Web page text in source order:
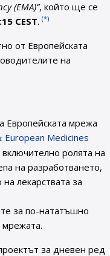
(EMA)”, който ще се
CEST. (*)
от Европейската
на
Европейската мрежа
European Medicines
включително ролята на
на разработването,
лекарствата за
за по-нататъшно
мрежата.
за дневен ред